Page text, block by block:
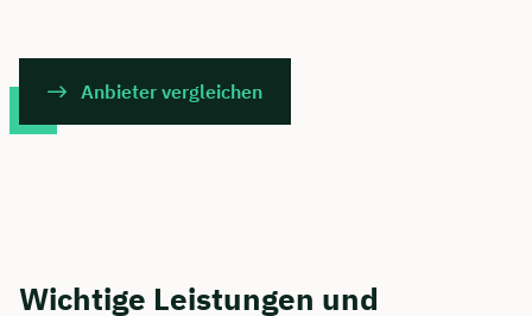
Anbieter vergleichen
Wichtige Leistungen und